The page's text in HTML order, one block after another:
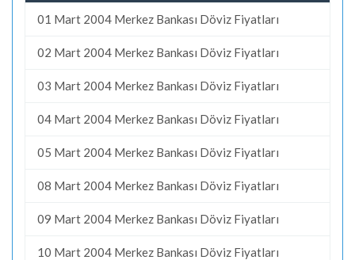
01 Mart 2004 Merkez Bankası Döviz Fiyatları
02 Mart 2004 Merkez Bankası Döviz Fiyatları
03 Mart 2004 Merkez Bankası Döviz Fiyatları
04 Mart 2004 Merkez Bankası Döviz Fiyatları
05 Mart 2004 Merkez Bankası Döviz Fiyatları
08 Mart 2004 Merkez Bankası Döviz Fiyatları
09 Mart 2004 Merkez Bankası Döviz Fiyatları
10 Mart 2004 Merkez Bankası Döviz Fiyatları